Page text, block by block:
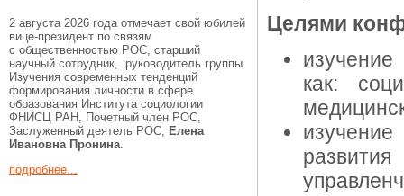
2 августа 2026 года отмечает свой юбилей
вице-президент по связям
с общественностью РОС, старший
научный сотрудник, руководитель группы
Изучения современных тенденций
формирования личности в сфере
образования Института социологии
ФНИСЦ РАН, Почетный член РОС,
Заслуженный деятель РОС, Елена
Ивановна Пронина.
подробнее...
Целями
как: